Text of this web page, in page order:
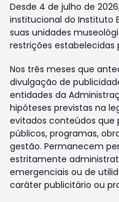
Desde 4 de julho de
institucional do Instituto
suas unidades
restrições estabelecidas
Nos três meses que
divulgação de
entidades da
hipóteses previstas na
evitados conteúdos que
públicos, programas,
gestão. Permanecem
estritamente
emergenciais ou de
caráter publicitário ou